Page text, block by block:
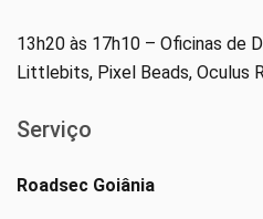
13h20 às 17h10 – Oficinas de
Littlebits, Pixel Beads, Oculus
Serviço
Roadsec Goiânia